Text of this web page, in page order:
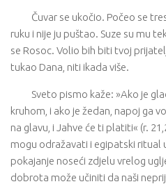
Čuvar se ukočio. Počeo se
ruku i nije ju puštao. Suze su mu
se Rosoc. Volio bih biti tvoj
tukao Dana, niti ikada više.
Sveto pismo kaže: »Ako je
kruhom, i ako je žedan, napoj ga
na glavu, i Jahve će ti platiti« (r.
mogu odražavati i egipatski ritual
pokajanje noseći zdjelu vrelog
dobrota može učiniti da naši